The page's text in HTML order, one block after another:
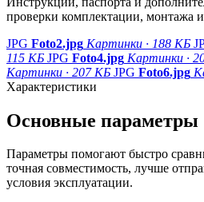
проверки комплектации, монтажа
JPG Foto2.jpg Картинки · 188 КБ
115 КБ JPG Foto4.jpg Картинки ·
Картинки · 207 КБ JPG Foto6.jpg
Характеристики
Основные параметры
Параметры помогают быстро
точная совместимость, лучше
условия эксплуатации.